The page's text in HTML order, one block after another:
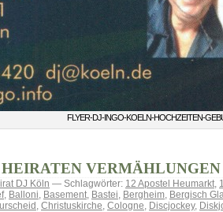
FLYER-DJ-INGO-KOELN-HOCHZEITEN-
DJ Köln — Schlagwörter: 12 Apostel Heumarkt,
, Balloni, Basement, Bastei, Bergheim, Bergisch
, Christuskirche, Cologne, Discjockey,